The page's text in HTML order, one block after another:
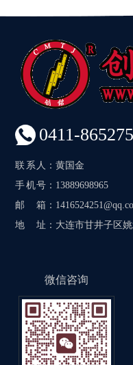
0411-
联系人 ：黄国金
手机号 ：13889698965
邮箱 ：
地址 ：大连市甘井子区
微信咨询